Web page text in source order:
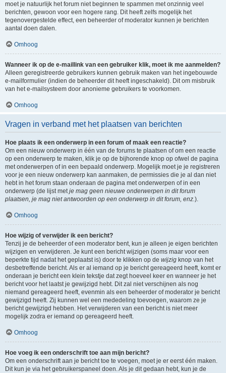
moet je natuurlijk het forum niet beginnen te spammen met onzinnig veel
berichten, gewoon voor een hogere rang. Dit heeft zelfs mogelijk het
tegenovergestelde effect, een beheerder of moderator kunnen je berichten
aantal doen dalen.
Omhoog
Wanneer ik op de e-maillink van een gebruiker klik, moet ik me aanmelden?
Alleen geregistreerde gebruikers kunnen gebruik maken van het ingebouwde
e-mailformulier (indien de beheerder dit heeft ingeschakeld). Dit om misbruik
van het e-mailsysteem door anonieme gebruikers te voorkomen.
Omhoog
Vragen in verband met het plaatsen van berichten
Hoe plaats ik een onderwerp in een forum of maak een reactie?
Om een nieuw onderwerp in één van de forums te plaatsen of om een reactie
op een onderwerp te maken, klik je op de bijhorende knop op ofwel de pagina
met onderwerpen of in een bepaald onderwerp. Mogelijk moet je je registreren
voor je een nieuw onderwerp kan aanmaken, de permissies die je al dan niet
hebt in het forum staan onderaan de pagina met onderwerpen of in een
onderwerp (de lijst metje mag geen nieuwe onderwerpen in dit forum
plaatsen, je mag niet antwoorden op een onderwerp in dit forum, enz.).
Omhoog
Hoe wijzig of verwijder ik een bericht?
Tenzij je de beheerder of een moderator bent, kun je alleen je eigen berichten
wijzigen en verwijderen. Je kunt een bericht wijzigen (soms maar voor een
beperkte tijd nadat het geplaatst is) door te klikken op de wijzig knop van het
desbetreffende bericht. Als er al iemand op je bericht gereageerd heeft, komt er
onderaan je bericht een klein tekstje dat zegt hoeveel keer en wanneer je het
bericht voor het laatst je gewijzigd hebt. Dit zal niet verschijnen als nog
niemand gereageerd heeft, evenmin als een beheerder of moderator je bericht
gewijzigd heeft. Zij kunnen wel een mededeling toevoegen, waarom ze je
bericht gewijzigd hebben. Het verwijderen van een bericht is niet meer
mogelijk zodra er iemand op gereageerd heeft.
Omhoog
Hoe voeg ik een onderschrift toe aan mijn bericht?
Om een onderschrift aan je bericht toe te voegen, moet je er eerst één maken.
Dit kun je via het gebruikerspaneel doen. Als je dit gedaan hebt, kun je de